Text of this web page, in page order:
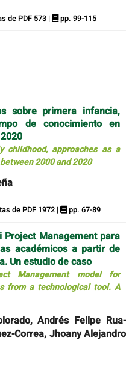
de PDF 573 | pp. 99-115
sobre primera infancia,
de conocimiento en
childhood, approaches as a
2000 and 2020
de PDF 1972 | pp. 67-89
Management para
académicos a partir de
Un estudio de caso
Management model for
from a technological tool. A
Andrés Felipe Rua-
Correa, Jhoany Alejandro